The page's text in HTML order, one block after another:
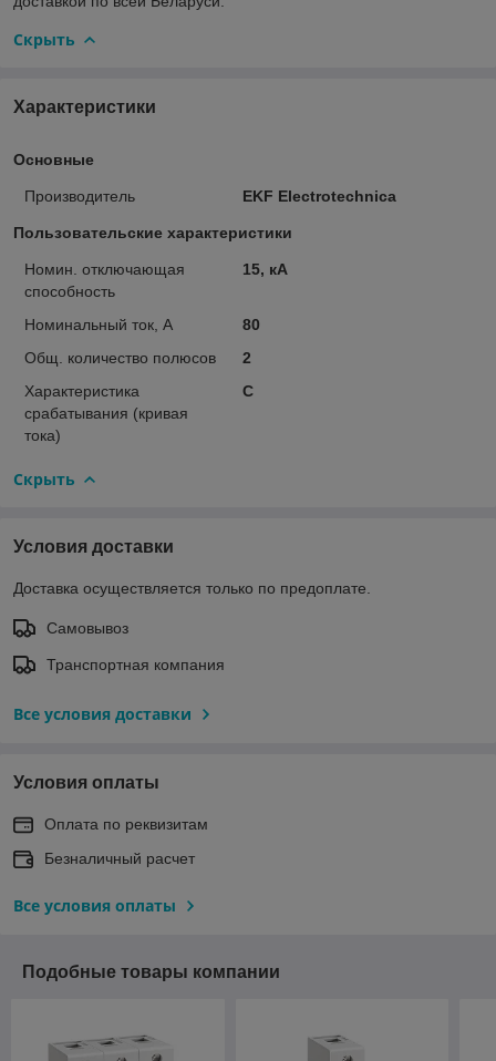
Скрыть
Характеристики
Основные
Производитель EKF Electrotechnica
Пользовательские характеристики
Номин. отключающая
способность
15, кА
Номинальный ток, А
80
Общ. количество полюсов
2
Характеристика
срабатывания (кривая
тока)
C
Скрыть
Условия доставки
Доставка осуществляется только по предоплате.
Самовывоз
Транспортная компания
Все условия доставки
Условия оплаты
Оплата по реквизитам
Безналичный расчет
Все условия оплаты
Подобные товары компании